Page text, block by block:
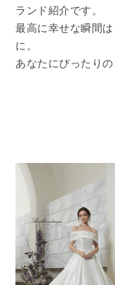
ランド紹介です。
最高に幸せな瞬間
に。
あなたにぴったりの